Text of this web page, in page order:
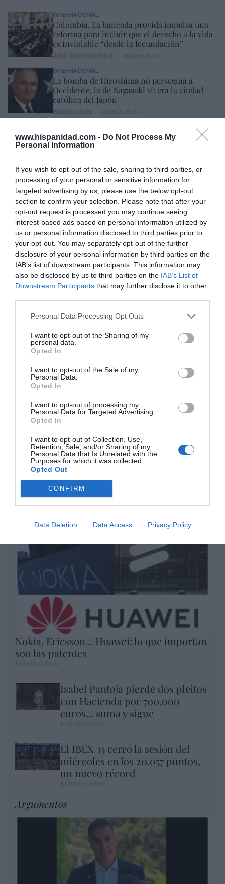
www.hispanidad.com - Do Not Process My
Personal Information
If you wish to opt-out of the sale, sharing to third parties, or
processing of your personal or sensitive information for
targeted advertising by us, please use the below opt-out
section to confirm your selection. Please note that after your
opt-out request is processed you may continue seeing
interest-based ads based on personal information utilized by
us or personal information disclosed to third parties prior to
your opt-out. You may separately opt-out of the further
disclosure of your personal information by third parties on the
IAB’s list of downstream participants. This information may
also be disclosed by us to third parties on the IAB’s List of
Downstream Participants that may further disclose it to other
Personal Data Processing Opt Outs
I want to opt-out of the Sharing of my
personal data.
Opted In
I want to opt-out of the Sale of my
Personal Data.
Opted In
I want to opt-out of processing my
Personal Data for Targeted Advertising.
Opted In
I want to opt-out of Collection, Use,
Retention, Sale, and/or Sharing of my
Personal Data that Is Unrelated with the
Purposes for which it was collected.
Opted Out
CONFIRM
Data Deletion Data Access Privacy Policy
INTERNACIONAL
Colombia. La bancada provida impulsa una
reforma para incluir que el derecho a la vida
es inviolable “desde la fecundación”
INTERNACIONAL
La bomba de Hiroshima no perseguía a
Occidente, la de Nagasaki sí: era la ciudad
católica del Japón
SOCIEDAD
La batalla no es solo “híbrida” ni
Gabriel Galdón
SOCIEDAD
Eslovaquia no admite el gaymonio...
bendecido en otros miembros de la Unión
Europea
Eulogio López 08/08/26 06:00
Marcelo Gullo: “El trabajo de desmitificar la
historia, de poner la verdadera, de
Artículos anteriores
DIARIO DE LA CORRUPCIÓN SANCHISTA
Diario de la corrupción sanchista. Hazte
Oír se manifiesta delante de La Mareta:
“Pedro Sánchez es un criminal”
Artículos anteriores
Enormes minucias
por Eulogio López
Nokia, Ericsson... Huawei: lo que importan
son las patentes
Isabel Pantoja pierde dos pleitos
con Hacienda por 700.000
euros... suma y sigue
El IBEX 35 cerró la sesión del
miércoles en los 20.057 puntos,
un nuevo récord
Argumentos